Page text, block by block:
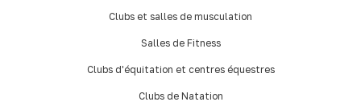
Clubs et salles de musculation
Salles de Fitness
Clubs d'équitation et centres équestres
Clubs de Natation